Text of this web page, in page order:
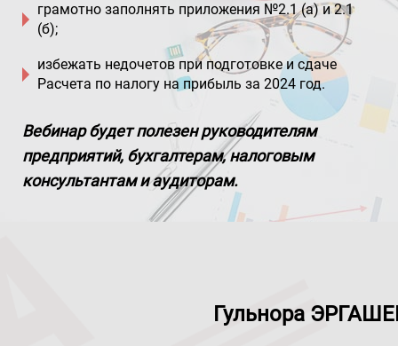
грамотно заполнять приложения №2.1 (а) и 2.1
(б);
избежать недочетов при подготовке и сдаче
Расчета по налогу на прибыль за 2024 год.
Вебинар будет полезен руководителям
предприятий, бухгалтерам, налоговым
консультантам и аудиторам.
Гульнора